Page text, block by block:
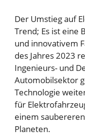
Der Umstieg auf
Trend; Es ist eine
und innovativem
des Jahres 2023
Ingenieurs- und
Automobilsektor
Technologie
für
einem
Planeten.